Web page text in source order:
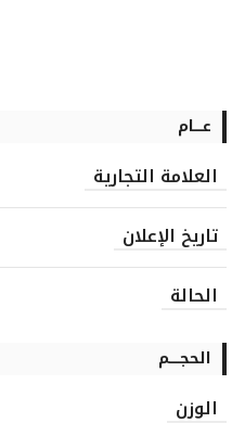
عــــام
العلامة التجارية
تاريخ الإعلان
الحالة
الحجـــــم
الوزن